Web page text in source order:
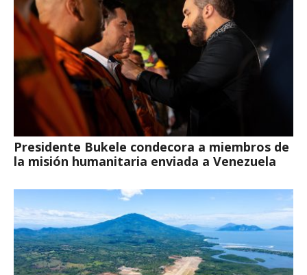
Presidente Bukele condecora a miembros de
la misión humanitaria enviada a Venezuela